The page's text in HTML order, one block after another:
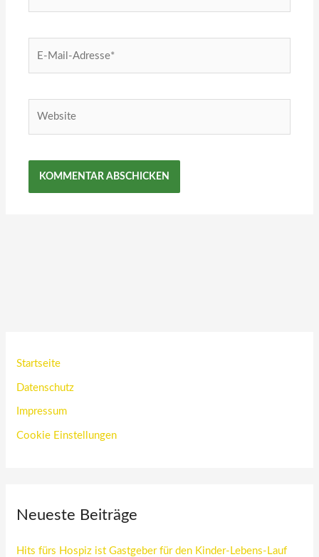
Startseite
Datenschutz
Impressum
Cookie Einstellungen
Neueste Beiträge
Hits fürs Hospiz ist Gastgeber für den Kinder-Lebens-Lauf